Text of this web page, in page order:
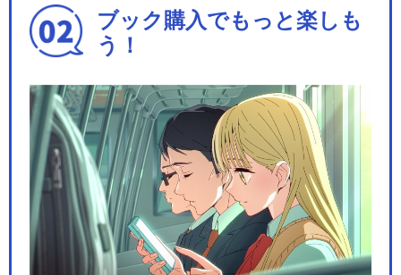
ブック購入でもっと楽しも
う！